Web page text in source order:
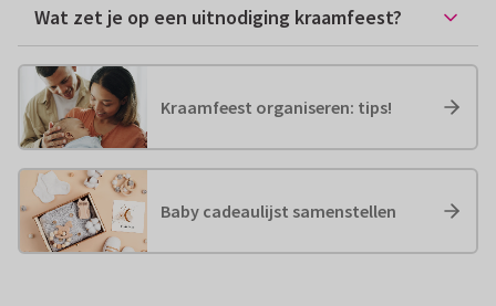
Wat zet je op een uitnodiging kraamfeest?
Kraamfeest organiseren: tips!
Baby cadeaulijst samenstellen